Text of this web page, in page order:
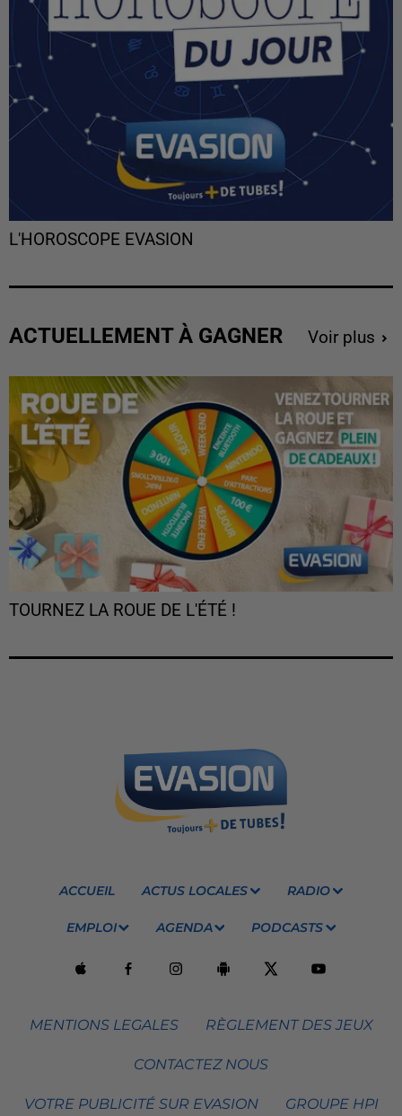
L'HOROSCOPE EVASION
ACTUELLEMENT À GAGNER Voir plus
TOURNEZ LA ROUE DE L'ÉTÉ !
ACCUEIL ACTUS LOCALES RADIO
EMPLOI AGENDA PODCASTS
MENTIONS LEGALES RÈGLEMENT DES JEUX
CONTACTEZ NOUS
VOTRE PUBLICITÉ SUR EVASION GROUPE HPI